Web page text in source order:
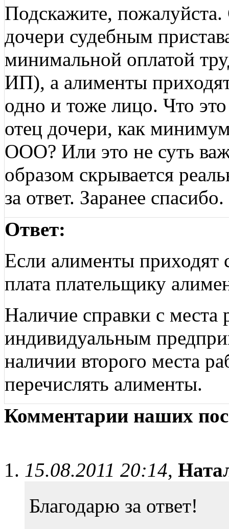
Подскажите,
дочери судебным
минимальной оплатой
ИП), а алименты
одно и тоже лицо. Что
отец дочери, как
ООО? Или это не суть
образом скрывается
за ответ. Заранее спасибо.
Ответ:
Если алименты приходят
плата плательщику
Наличие справки с
индивидуальным
наличии второго места
перечислять алименты.
Комментарии наших
15.08.2011 20:14,
Благодарю за ответ!